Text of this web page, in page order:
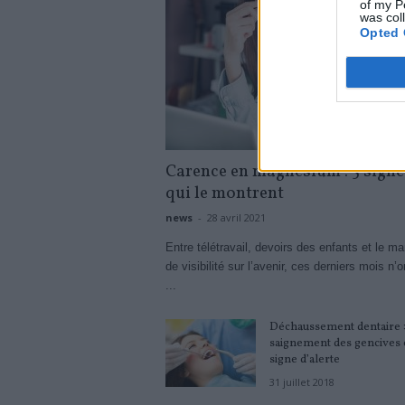
of my
was
Opted
Carence en magnésium : 5
qui le montrent
news - 28 avril 2021
Entre télétravail, devoirs des enfants et le
de visibilité sur l’avenir, ces derniers mois
...
Déchaussement dentaire
saignement des gencives
signe d’alerte
31 juillet 2018